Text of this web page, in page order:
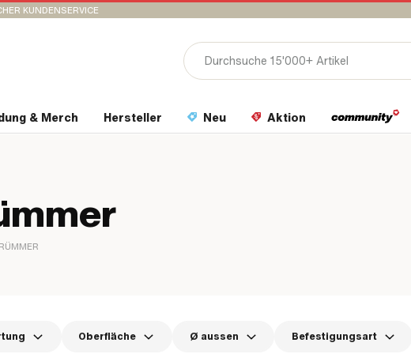
KUNDENSERVICE
& Merch Hersteller Neu Aktion
Oberfläche Ø aussen Befestigungsart